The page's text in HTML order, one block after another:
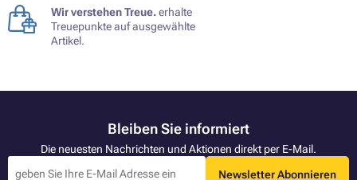
Wir verstehen Treue.erhalte
Treuepunkte auf ausgewählte
Artikel.
Bleiben Sie informiert
Die neuesten Nachrichten und Aktionen direkt per E-Mail.
Newsletter Abonnieren